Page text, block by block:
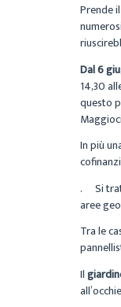
Prende
Dal 6
14,30
questo
In più
. Si
aree
Tra le
Il